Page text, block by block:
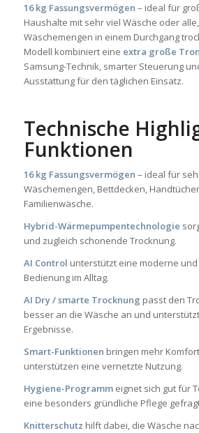
16 kg Fassungsvermögen – ideal für
Haushalte mit sehr viel Wäsche oder
Wäschemengen in einem Durchgang
Modell kombiniert eine extra große
Samsung-Technik, smarter Steuerung
Ausstattung für den täglichen Einsatz.
Technische
Funktionen
16 kg Fassungsvermögen – ideal für
Wäschemengen, Bettdecken,
Familienwäsche.
Hybrid-Wärmepumpentechnologie
und zugleich schonende Trocknung.
AI Control unterstützt eine moderne
Bedienung im Alltag.
AI Dry / smarte Trocknung passt den
besser an die Wäsche an und
Ergebnisse.
Smart-Funktionen bringen mehr
unterstützen eine vernetzte Nutzung.
Hygiene-Programmeignet sich gut für
eine besonders gründliche Pflege
Knitterschutz hilft dabei, die Wäsche